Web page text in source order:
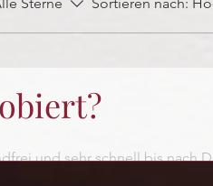
und sehr schnell bis nach